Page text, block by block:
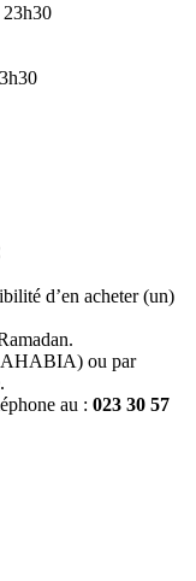
d’en acheter (un)
ou par
au : 023 30 57